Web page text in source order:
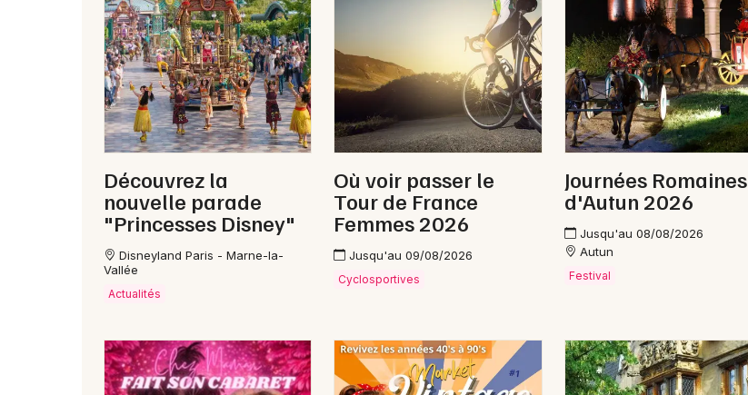
Newsletter des sorties
Artistes en tournée
Actus à Paray-le-Monial
Magazine à Paray-le-Monial
Découvrez la
nouvelle parade
"Princesses Disney"
Disneyland Paris - Marne-la-
Vallée
Actualités
Où voir passer le
Tour de France
Femmes 2026
Jusqu'au 09/08/2026
Cyclosportives
Journées Romaines
d'Autun 2026
Jusqu'au 08/08/2026
Autun
Festival